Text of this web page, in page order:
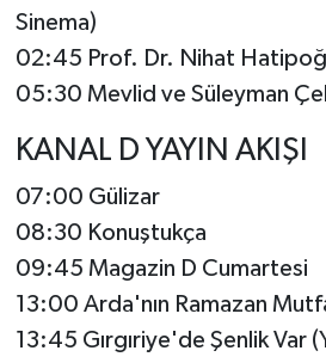
Sinema)
02:45 Prof. Dr. Nihat
05:30 Mevlid ve Süleyman
KANAL D YAYIN AKIŞI
07:00 Gülizar
08:30 Konuştukça
09:45 Magazin D Cumartesi
13:00 Arda'nın Ramazan
13:45 Gırgıriye'de Şenlik Var